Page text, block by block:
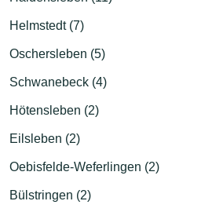
Helmstedt (7)
Oschersleben (5)
Schwanebeck (4)
Hötensleben (2)
Eilsleben (2)
Oebisfelde-Weferlingen (2)
Bülstringen (2)